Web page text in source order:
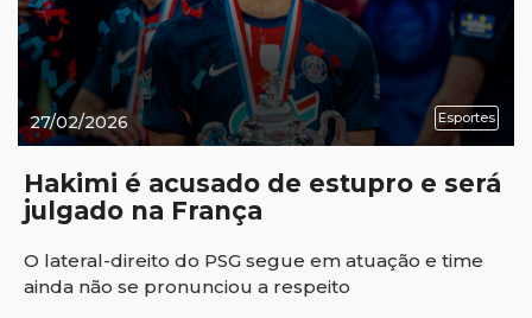
27/02/2026 Esportes
Hakimi é acusado de estupro e será
julgado na França
O lateral-direito do PSG segue em atuação e time
ainda não se pronunciou a respeito